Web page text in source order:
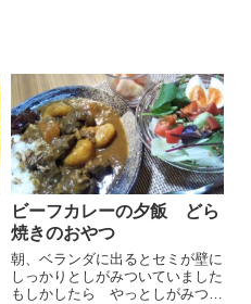
ビーフカレーの夕飯 どら
焼きのおやつ
朝、ベランダに出るとセミが壁に
しっかりとしがみついていました
もしかしたら やっとしがみつい